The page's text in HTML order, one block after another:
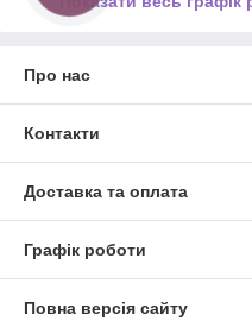
Про нас
Контакти
Доставка та оплата
Графік роботи
Повна версія сайту